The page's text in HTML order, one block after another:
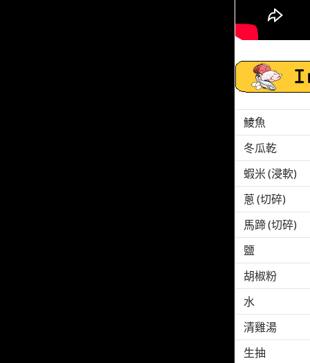
鯪魚
冬瓜乾
蝦米 (浸軟)
蔥 (切碎)
馬蹄 (切碎)
鹽
胡椒粉
水
清雞湯
生抽